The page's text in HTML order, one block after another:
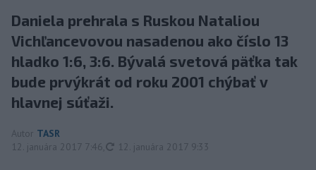
Daniela prehrala s Ruskou Nataliou
Vichľancevovou nasadenou ako číslo 13
hladko 1:6, 3:6. Bývalá svetová päťka tak
bude prvýkrát od roku 2001 chýbať v
hlavnej súťaži.
Autor TASR
12. januára 2017 7:46
aktualizované
12. januára 2017 9:33